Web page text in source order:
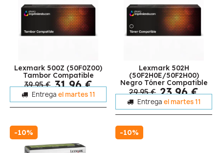
Lexmark 500Z (50F0Z00)
Tambor Compatible
39,95 € 31,96 €
Entrega el martes 11
Lexmark 502H
(50F2H0E/50F2H00)
Negro Tóner Compatible
29,95 € 23,96 €
Entrega el martes 11
-10% -10%